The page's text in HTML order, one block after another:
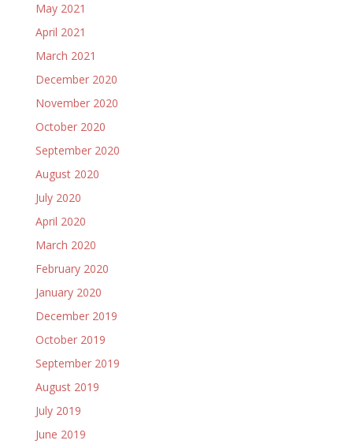
May 2021
April 2021
March 2021
December 2020
November 2020
October 2020
September 2020
August 2020
July 2020
April 2020
March 2020
February 2020
January 2020
December 2019
October 2019
September 2019
August 2019
July 2019
June 2019